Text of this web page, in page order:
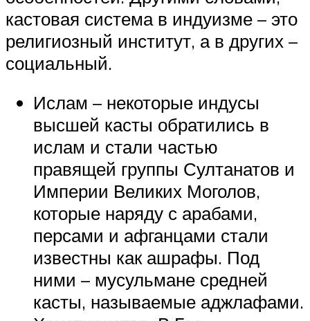
кастовая система в индуизме – это
религиозный институт, а в других –
социальный.
Ислам – некоторые индусы
высшей касты обратились в
ислам и стали частью
правящей группы Султанатов и
Империи Великих Моголов,
которые наряду с арабами,
персами и афганцами стали
известны как ашрафы. Под
ними – мусульмане средней
касты, называемые аджлафами.